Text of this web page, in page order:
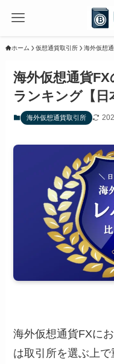
ホーム 仮想通貨取引所 海外仮想
海外仮想通貨
ランキング【日
海外仮想通貨取引所
海外仮想通貨FXに
は取引所を選ぶ上で